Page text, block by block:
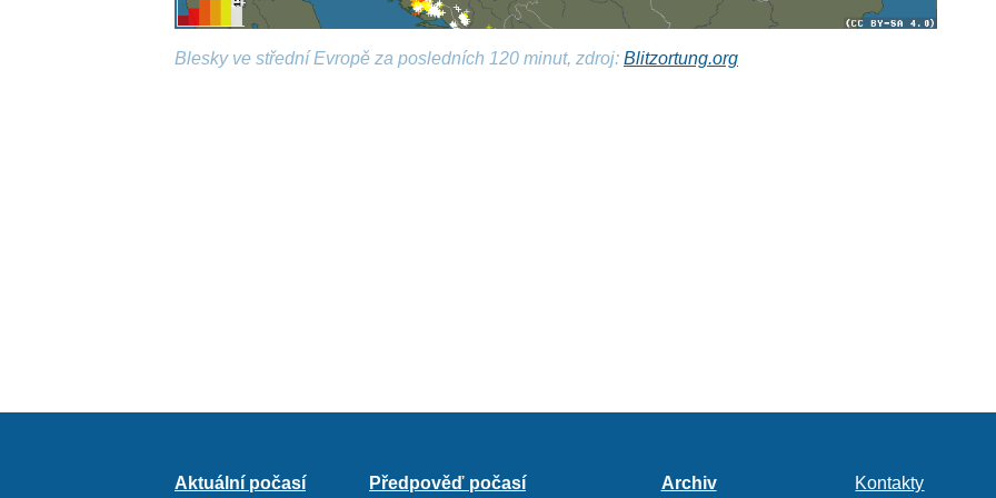
Blesky ve střední Evropě za posledních 120 minut, zdroj:Blitzortung.org
Aktuální počasí Předpověď počasí Archiv Kontakty